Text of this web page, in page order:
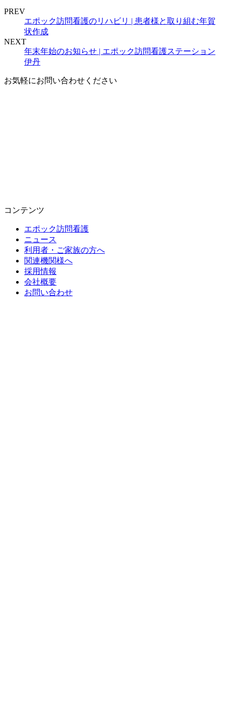
PREV
エポック訪問看護のリハビリ | 患者様と取り組む年賀
状作成
NEXT
年末年始のお知らせ | エポック訪問看護ステーション
伊丹
お気軽にお問い合わせください
コンテンツ
エポック訪問看護
ニュース
利用者・ご家族の方へ
関連機関様へ
採用情報
会社概要
お問い合わせ